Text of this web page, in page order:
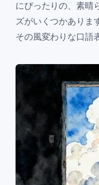
にぴったりの、素晴
ズがいくつかありま
その風変わりな口語